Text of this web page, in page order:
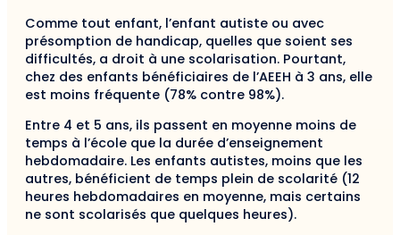
Comme tout enfant, l’enfant autiste ou avec
présomption de handicap, quelles que soient ses
difficultés, a droit à une scolarisation. Pourtant,
chez des enfants bénéficiaires de l’AEEH à 3 ans, elle
est moins fréquente (78% contre 98%).
Entre 4 et 5 ans, ils passent en moyenne moins de
temps à l’école que la durée d’enseignement
hebdomadaire. Les enfants autistes, moins que les
autres, bénéficient de temps plein de scolarité (12
heures hebdomadaires en moyenne, mais certains
ne sont scolarisés que quelques heures).